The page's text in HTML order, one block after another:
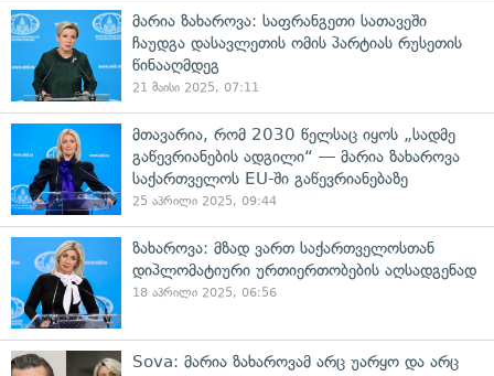
მარია ზახაროვა: საფრანგეთი სათავეში
ჩაუდგა დასავლეთის ომის პარტიას რუსეთის
წინააღმდეგ
21 მაისი 2025, 07:11
მთავარია, რომ 2030 წელსაც იყოს „სადმე
გაწევრიანების ადგილი“ — მარია ზახაროვა
საქართველოს EU-ში გაწევრიანებაზე
25 აპრილი 2025, 09:44
ზახაროვა: მზად ვართ საქართველოსთან
დიპლომატიური ურთიერთობების აღსადგენად
18 აპრილი 2025, 06:56
Sova: მარია ზახაროვამ არც უარყო და არც